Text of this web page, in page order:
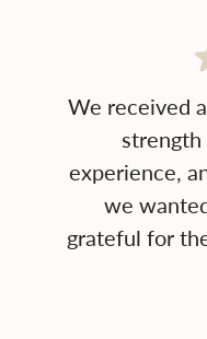
We received
experience,
we
grateful for